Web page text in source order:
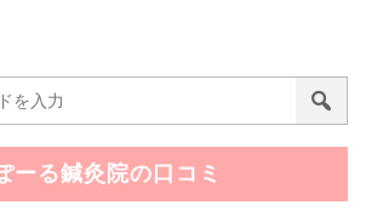
ーる鍼灸院の口コミ